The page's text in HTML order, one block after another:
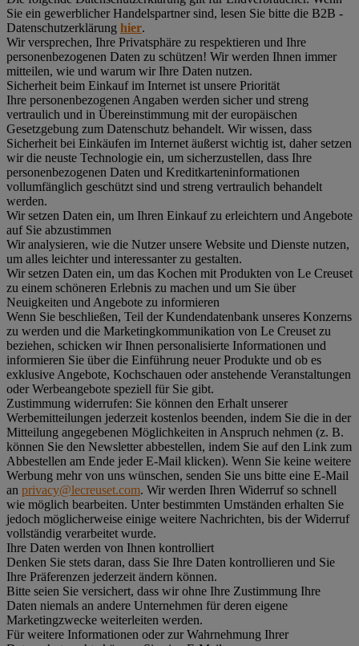
Sie ein gewerblicher Handelspartner sind, lesen Sie bitte die B2B -
Datenschutzerklärung hier.
Wir versprechen, Ihre Privatsphäre zu respektieren und Ihre
personenbezogenen Daten zu schützen! Wir werden Ihnen immer
mitteilen, wie und warum wir Ihre Daten nutzen.
Sicherheit beim Einkauf im Internet ist unsere Priorität
Ihre personenbezogenen Angaben werden sicher und streng
vertraulich und in Übereinstimmung mit der europäischen
Gesetzgebung zum Datenschutz behandelt. Wir wissen, dass
Sicherheit bei Einkäufen im Internet äußerst wichtig ist, daher setzen
wir die neuste Technologie ein, um sicherzustellen, dass Ihre
personenbezogenen Daten und Kreditkarteninformationen
vollumfänglich geschützt sind und streng vertraulich behandelt
werden.
Wir setzen Daten ein, um Ihren Einkauf zu erleichtern und Angebote
auf Sie abzustimmen
Wir analysieren, wie die Nutzer unsere Website und Dienste nutzen,
um alles leichter und interessanter zu gestalten.
Wir setzen Daten ein, um das Kochen mit Produkten von Le Creuset
zu einem schöneren Erlebnis zu machen und um Sie über
Neuigkeiten und Angebote zu informieren
Wenn Sie beschließen, Teil der Kundendatenbank unseres Konzerns
zu werden und die Marketingkommunikation von Le Creuset zu
beziehen, schicken wir Ihnen personalisierte Informationen und
informieren Sie über die Einführung neuer Produkte und ob es
exklusive Angebote, Kochschauen oder anstehende Veranstaltungen
oder Werbeangebote speziell für Sie gibt.
Zustimmung widerrufen: Sie können den Erhalt unserer
Werbemitteilungen jederzeit kostenlos beenden, indem Sie die in der
Mitteilung angegebenen Möglichkeiten in Anspruch nehmen (z. B.
können Sie den Newsletter abbestellen, indem Sie auf den Link zum
Abbestellen am Ende jeder E-Mail klicken). Wenn Sie keine weitere
Werbung mehr von uns wünschen, senden Sie uns bitte eine E-Mail
an privacy@lecreuset.com. Wir werden Ihren Widerruf so schnell
wie möglich bearbeiten. Unter bestimmten Umständen erhalten Sie
jedoch möglicherweise einige weitere Nachrichten, bis der Widerruf
vollständig verarbeitet wurde.
Ihre Daten werden von Ihnen kontrolliert
Denken Sie stets daran, dass Sie Ihre Daten kontrollieren und Sie
Ihre Präferenzen jederzeit ändern können.
Bitte seien Sie versichert, dass wir ohne Ihre Zustimmung Ihre
Daten niemals an andere Unternehmen für deren eigene
Marketingzwecke weiterleiten werden.
Für weitere Informationen oder zur Wahrnehmung Ihrer